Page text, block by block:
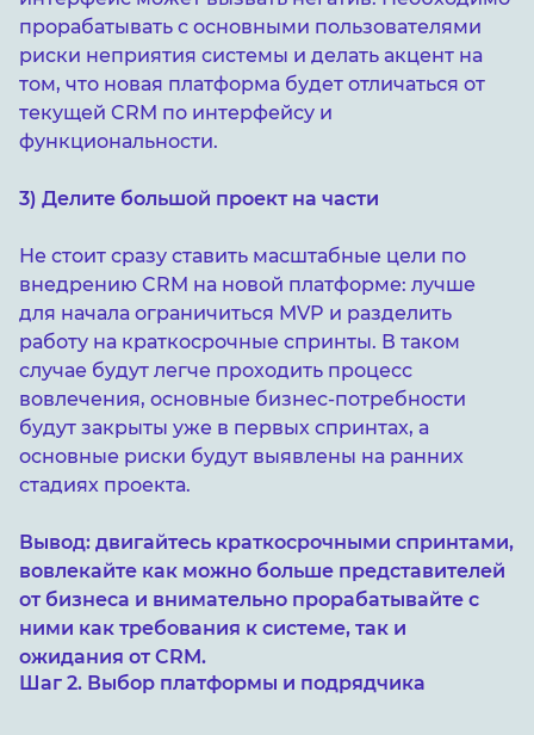
прорабатывать с основными пользователями
риски неприятия системы и делать акцент на
том, что новая платформа будет отличаться от
текущей CRM по интерфейсу и
функциональности.
3) Делите большой проект на части
Не стоит сразу ставить масштабные цели по
внедрению CRM на новой платформе: лучше
для начала ограничиться MVP и разделить
работу на краткосрочные спринты. В таком
случае будут легче проходить процесс
вовлечения, основные бизнес-потребности
будут закрыты уже в первых спринтах, а
основные риски будут выявлены на ранних
стадиях проекта.
Вывод: двигайтесь краткосрочными спринтами,
вовлекайте как можно больше представителей
от бизнеса и внимательно прорабатывайте с
ними как требования к системе, так и
ожидания от CRM.
Шаг 2. Выбор платформы и подрядчика